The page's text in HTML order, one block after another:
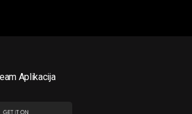
Aplikacija